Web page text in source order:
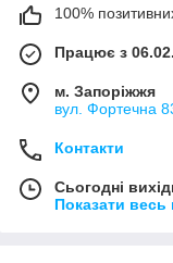
100%
Працює з
м. Запоріжжя
вул. Фортечна
Контакти
Сьогодні
Показати весь